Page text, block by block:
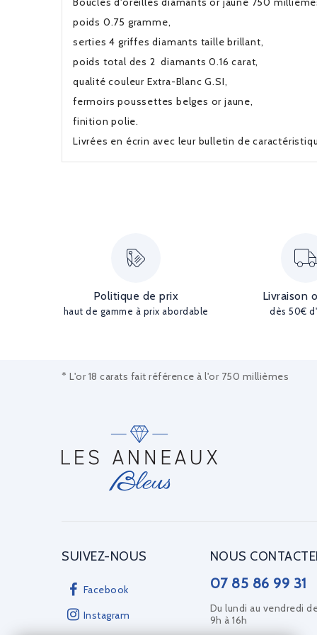
poids 0.75 gramme,
serties 4 griffes diamants taille brillant,
poids total des 2 diamants 0.16 carat,
qualité couleur Extra-Blanc G.SI,
fermoirs poussettes belges or jaune,
finition polie.
Livrées en écrin avec leur bulletin de
Politique de prix
haut de gamme à prix abordable
Livraison
dès 50€
* L'or 18 carats fait référence à l'or 750 millièmes
SUIVEZ-NOUS
Facebook
Instagram
NOUS
07 85 86 99 31
Du lundi au vendredi
9h à 16h